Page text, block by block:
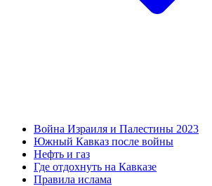
Война Израиля и Палестины 2023
Южный Кавказ после войны
Нефть и газ
Где отдохнуть на Кавказе
Правила ислама